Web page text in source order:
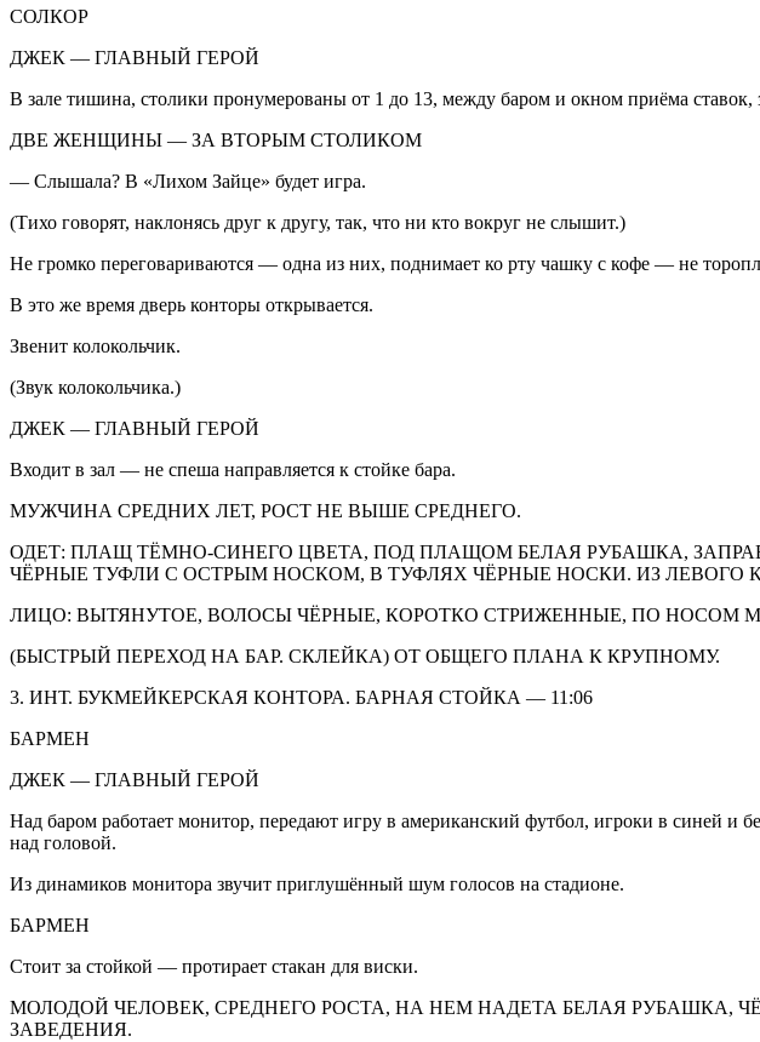
СОЛКОР
ДЖЕК — ГЛАВНЫЙ ГЕРОЙ
В зале тишина, столики пронумерованы от 1 до 13, между баром и окном приёма ставок,
ДВЕ ЖЕНЩИНЫ — ЗА ВТОРЫМ СТОЛИКОМ
— Слышала? В «Лихом Зайце» будет игра.
(Тихо говорят, наклонясь друг к другу, так, что ни кто вокруг не слышит.)
Не громко переговариваются — одна из них, поднимает ко рту чашку с кофе — не
В это же время дверь конторы открывается.
Звенит колокольчик.
(Звук колокольчика.)
ДЖЕК — ГЛАВНЫЙ ГЕРОЙ
Входит в зал — не спеша направляется к стойке бара.
МУЖЧИНА СРЕДНИХ ЛЕТ, РОСТ НЕ ВЫШЕ СРЕДНЕГО.
ОДЕТ: ПЛАЩ ТЁМНО-СИНЕГО ЦВЕТА, ПОД ПЛАЩОМ БЕЛАЯ РУБАШКА,
ЧЁРНЫЕ ТУФЛИ С ОСТРЫМ НОСКОМ, В ТУФЛЯХ ЧЁРНЫЕ НОСКИ. ИЗ
ЛИЦО: ВЫТЯНУТОЕ, ВОЛОСЫ ЧЁРНЫЕ, КОРОТКО СТРИЖЕННЫЕ, ПО НОСОМ
(БЫСТРЫЙ ПЕРЕХОД НА БАР. СКЛЕЙКА) ОТ ОБЩЕГО ПЛАНА К КРУПНОМУ.
3. ИНТ. БУКМЕЙКЕРСКАЯ КОНТОРА. БАРНАЯ СТОЙКА — 11:06
БАРМЕН
ДЖЕК — ГЛАВНЫЙ ГЕРОЙ
Над баром работает монитор, передают игру в американский футбол, игроки в синей и
над головой.
Из динамиков монитора звучит приглушённый шум голосов на стадионе.
БАРМЕН
Стоит за стойкой — протирает стакан для виски.
МОЛОДОЙ ЧЕЛОВЕК, СРЕДНЕГО РОСТА, НА НЕМ НАДЕТА БЕЛАЯ РУБАШКА,
ЗАВЕДЕНИЯ.